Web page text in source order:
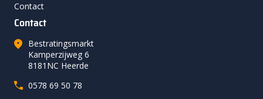
Contact
Contact
Bestratingsmarkt
Kamperzijweg 6
8181NC Heerde
0578 69 50 78